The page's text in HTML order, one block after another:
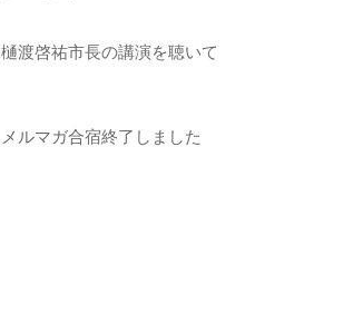
樋渡啓祐市長の講演を聴いて
メルマガ合宿終了しました